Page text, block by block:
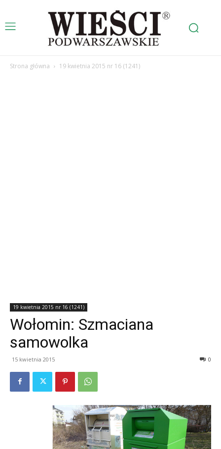
Strona główna 19 kwietnia 2015 nr 16 (1241)
19 kwietnia 2015 nr 16 (1241)
Wołomin: Szmaciana
samowolka
15 kwietnia 2015 0